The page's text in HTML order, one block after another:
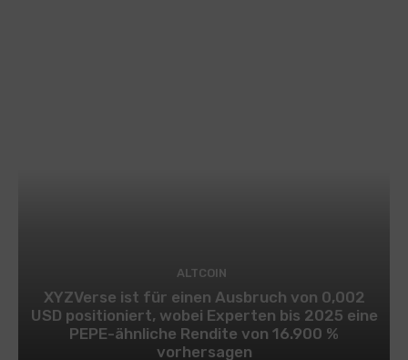
ALTCOIN
XYZVerse ist für einen Ausbruch von 0,002
USD positioniert, wobei Experten bis 2025 eine
PEPE-ähnliche Rendite von 16.900 %
vorhersagen